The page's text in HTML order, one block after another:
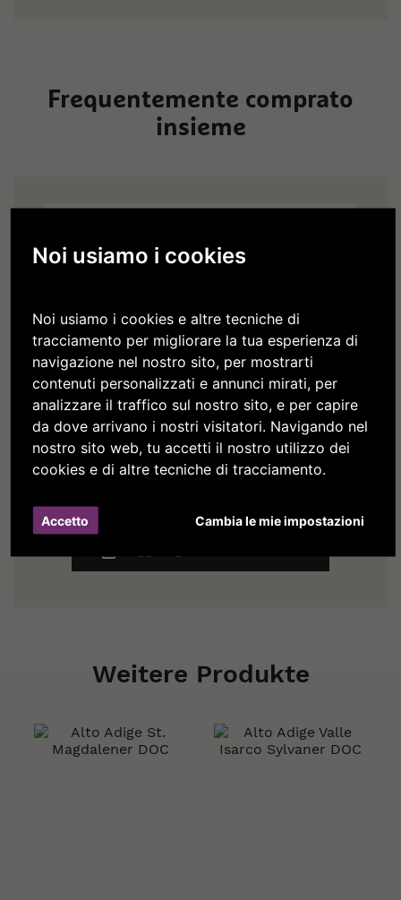
Noi usiamo i cookies
Noi usiamo i cookies e altre tecniche di
tracciamento per migliorare la tua esperienza di
navigazione nel nostro sito, per mostrarti
contenuti personalizzati e annunci mirati, per
analizzare il traffico sul nostro sito, e per capire
da dove arrivano i nostri visitatori. Navigando nel
nostro sito web, tu accetti il nostro utilizzo dei
cookies e di altre tecniche di tracciamento.
Accetto Cambia le mie impostazioni
Frequentemente comprato
insieme
Sapone naturale
al pino cembro
6,90 €
Crema
Antirughe ai
fiori di melo
21,50 €
Total price
Weitere Produkte